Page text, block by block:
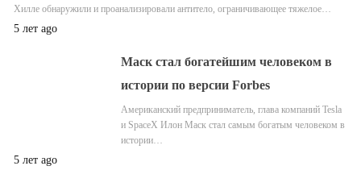
Хилле обнаружили и проанализировали антитело, ограничивающее тяжелое…
5 лет ago
Маск стал богатейшим человеком в
истории по версии Forbes
Американский предприниматель, глава компаний Tesla
и SpaceX Илон Маск стал самым богатым человеком в
истории…
5 лет ago